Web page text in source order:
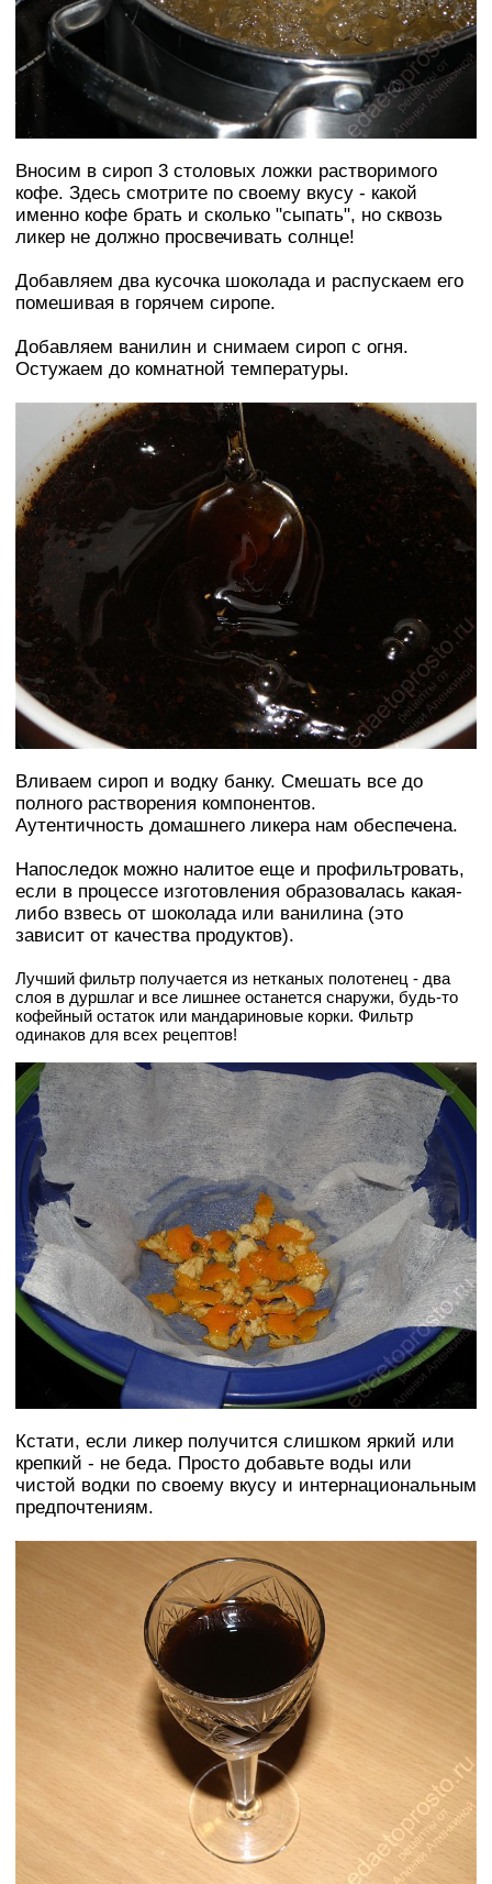
Вносим в сироп 3 столовых ложки растворимого
кофе. Здесь смотрите по своему вкусу - какой
именно кофе брать и сколько "сыпать", но сквозь
ликер не должно просвечивать солнце!
Добавляем два кусочка шоколада и распускаем его
помешивая в горячем сиропе.
Добавляем ванилин и снимаем сироп с огня.
Остужаем до комнатной температуры.
Вливаем сироп и водку банку. Смешать все до
полного растворения компонентов.
Аутентичность домашнего ликера нам обеспечена.
Напоследок можно налитое еще и профильтровать,
если в процессе изготовления образовалась какая-
либо взвесь от шоколада или ванилина (это
зависит от качества продуктов).
Лучший фильтр получается из нетканых полотенец - два
слоя в дуршлаг и все лишнее останется снаружи, будь-то
кофейный остаток или мандариновые корки. Фильтр
одинаков для всех рецептов!
Кстати, если ликер получится слишком яркий или
крепкий - не беда. Просто добавьте воды или
чистой водки по своему вкусу и интернациональным
предпочтениям.